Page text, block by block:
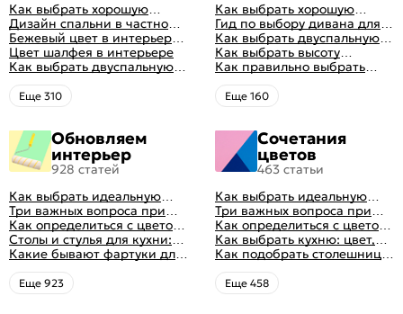
Как выбрать хорошую
кровать для сна
Дизайн спальни в частном
доме: множество идей
оформления идеальных
интерьеров
Бежевый цвет в интерьере
спальни 2024, 40 красивых
интерьеров с фото
Цвет шалфея в интерьере
Как выбрать двуспальную
кровать и матрас
правильно: советы и фото в
интерьере
Eще 310
Как выбрать хорошую
кровать для сна
Гид по выбору дивана для
сна
Как выбрать двуспальную
кровать и матрас
правильно: советы и фото в
интерьере
Как выбрать высоту
матраса
Как правильно выбрать
ортопедический матрас
Eще 160
Обновляем
интерьер
928 статей
Как выбрать идеальную
планировку для кухни
Три важных вопроса при
выборе кухни: готовка,
посуда, комфорт
Как определиться с цветом
кухни: светлые, темные,
яркие
Столы и стулья для кухни:
советы по выбору
Какие бывают фартуки для
кухни: как правильно
выбрать
Eще 923
Сочетания
цветов
463 статьи
Как выбрать идеальную
планировку для кухни
Три важных вопроса при
выборе кухни: готовка,
посуда, комфорт
Как определиться с цветом
кухни: светлые, темные,
яркие
Как выбрать кухню: цвет,
планировка, аксессуары
Как подобрать столешницу
для кухни по цвету
Eще 458